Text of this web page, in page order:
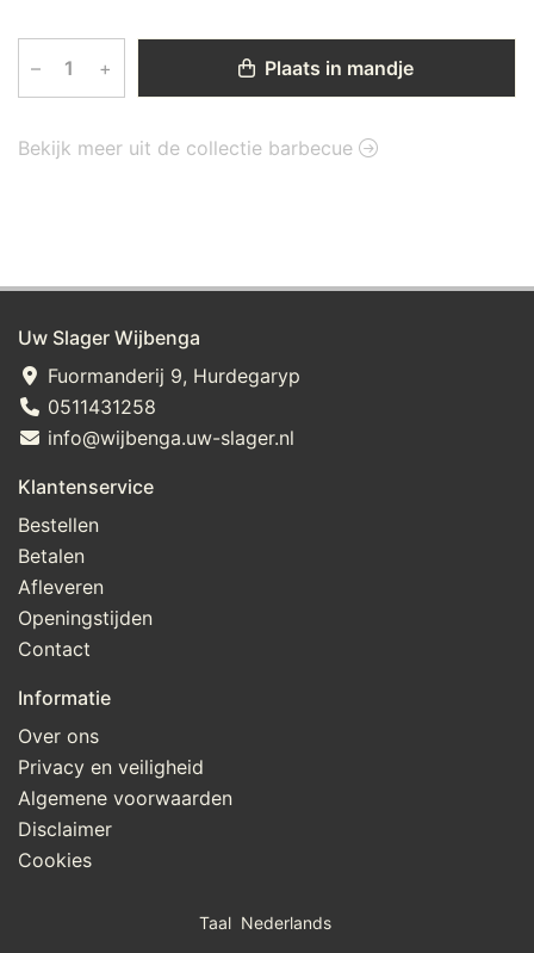
– + Plaats in mandje
Bekijk meer uit de collectie barbecue
Uw Slager Wijbenga
Fuormanderij 9, Hurdegaryp
0511431258
info@wijbenga.uw-slager.nl
Klantenservice
Bestellen
Betalen
Afleveren
Openingstijden
Contact
Informatie
Over ons
Privacy en veiligheid
Algemene voorwaarden
Disclaimer
Cookies
Taal